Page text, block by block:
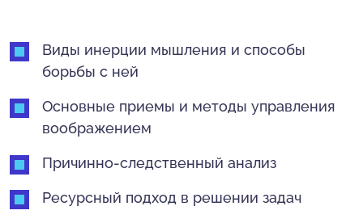
Виды инерции мышления и способы
борьбы с ней
Основные приемы и методы управления
воображением
Причинно-следственный анализ
Ресурсный подход в решении задач